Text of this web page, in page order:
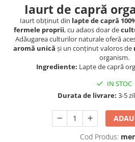
REMEDII NATURISTE
TOATE PRODUSELE
Iaurt de capră
Iaurt obținut din lapte de capră
fermele proprii, cu adaos doar de
Adăugarea culturilor naturale oferă
aromă unică și un conținut valoros de
organism.
Ingrediente: Lapte de capră
IN STOC
Durata de livrare: 3-5
Cod Produs: